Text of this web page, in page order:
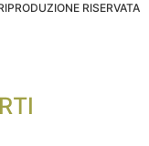
RISERVATA